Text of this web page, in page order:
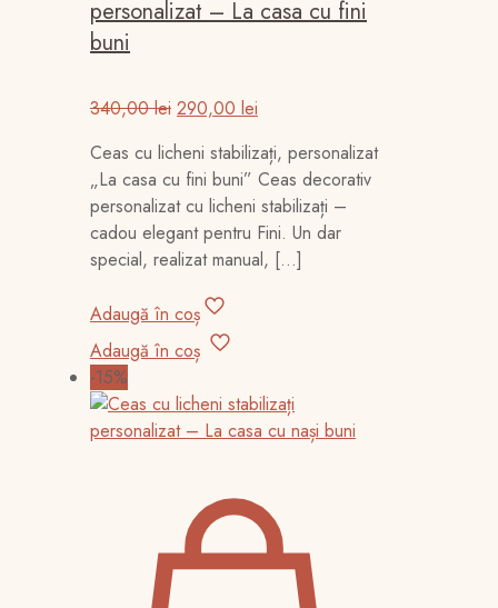
personalizat – La casa cu fini
buni
340,00lei Prețul
a
fost:
340,00 lei.
290,00 lei
este:
290,00 lei.
Ceas cu licheni stabilizați, personalizat
„La casa cu fini buni” Ceas decorativ
personalizat cu licheni stabilizați –
cadou elegant pentru Fini. Un dar
special, realizat manual, […]
Adaugă în coș
Adaugă în coș
-15%